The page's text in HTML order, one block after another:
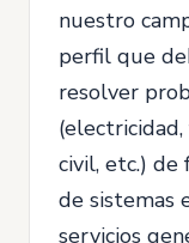
nuestro
perfil que
resolver
civil, etc.) de
de sistemas
servicios